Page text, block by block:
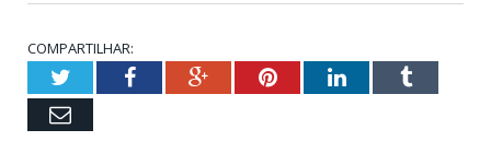
COMPARTILHAR:
TwitterFacebookGoogle+PinterestLinkedInTumblr
Email